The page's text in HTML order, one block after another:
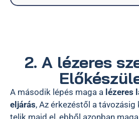
2. A lézeres
A második lépés maga a lézeres
eljárás, Az érkezéstől a
telik majd el, ebből azonban